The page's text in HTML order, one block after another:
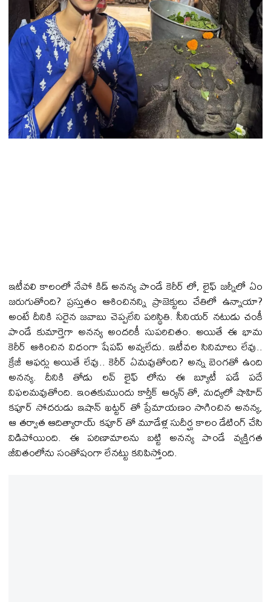
ఇటీవ‌లి కాలంలో నేపో కిడ్ అన‌న్య పాండే కెరీర్ లో, లైఫ్ జ‌ర్నీలో ఏం
జ‌రుగుతోంది? ప్ర‌స్తుతం ఆశించిన‌న్ని ప్రాజెక్టులు చేతిలో ఉన్నాయా?
అంటే దీనికి స‌రైన జ‌వాబు చెప్ప‌లేని ప‌రిస్థితి. సీనియ‌ర్ న‌టుడు చంకీ
పాండే కుమార్తెగా అన‌న్య అంద‌రికీ సుప‌రిచితం. అయితే ఈ భామ
కెరీర్ ఆశించిన విధంగా షేప‌ప్ అవ్వ‌లేదు. ఇటీవ‌ల సినిమాలు లేవు..
క్రేజీ ఆఫ‌ర్లు అయితే లేవు.. కెరీర్ ఏమ‌వుతోంది? అన్న బెంగ‌తో ఉంది
అన‌న్య‌. దీనికి తోడు ల‌వ్ లైఫ్ లోను ఈ బ్యూటీ ప‌డే పదే
విఫ‌ల‌మ‌వుతోంది. ఇంత‌కుముందు కార్తీక్ ఆర్య‌న్ తో, మ‌ధ్య‌లో షాహిద్
క‌పూర్ సోద‌రుడు ఇషాన్ ఖ‌ట్ట‌ర్ తో ప్రేమాయ‌ణం సాగించిన అన‌న్య‌,
ఆ త‌ర్వాత ఆదిత్యారాయ్ క‌పూర్ తో మూడేళ్ల సుదీర్ఘ కాలం డేటింగ్ చేసి
విడిపోయింది. ఈ ప‌రిణామాల‌ను బ‌ట్టి అన‌న్య పాండే వ్య‌క్తిగ‌త
జీవితంలోను సంతోషంగా లేన‌ట్టు క‌నిపిస్తోంది.